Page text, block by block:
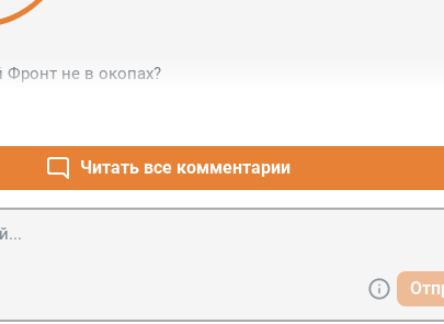
не в окопах?
Читать все комментарии